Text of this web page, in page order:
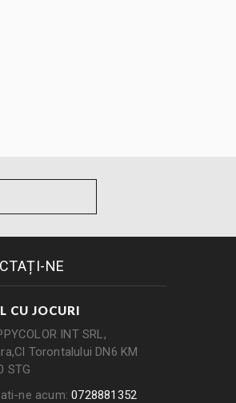
NE
CU JOCURI
INT SRL,
Torontalului DN6 KM
STG
ne acum:0728881352